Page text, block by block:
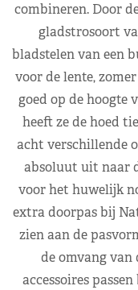
combineren. Door
gladstrosoort
bladstelen van een
voor de lente,
goed op de hoogte
heeft ze de hoed
acht verschillende
absoluut uit naar
voor het huwelijk
extra doorpas bij
zien aan de
de omvang van
accessoires